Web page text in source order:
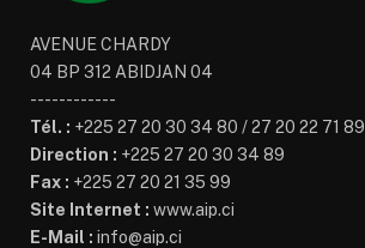
AVENUE CHARDY
04 BP 312 ABIDJAN 04
------------
Tél. : +225 27 20 30 34 80 / 27 20 22 71 89
Direction : +225 27 20 30 34 89
Fax : +225 27 20 21 35 99
Site Internet : www.aip.ci
E-Mail : info@aip.ci